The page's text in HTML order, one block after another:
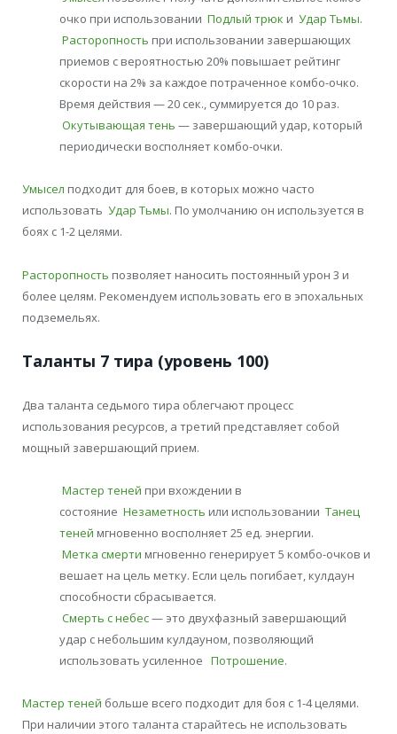
очко при использовании Подлый трюк и Удар Тьмы.
Расторопность при использовании завершающих
приемов с вероятностью 20% повышает рейтинг
скорости на 2% за каждое потраченное комбо-очко.
Время действия — 20 сек., суммируется до 10 раз.
Окутывающая тень — завершающий удар, который
периодически восполняет комбо-очки.
Умысел подходит для боев, в которых можно часто
использовать Удар Тьмы. По умолчанию он используется в
боях с 1-2 целями.
Расторопность позволяет наносить постоянный урон 3 и
более целям. Рекомендуем использовать его в эпохальных
подземельях.
Таланты 7 тира (уровень 100)
Два таланта седьмого тира облегчают процесс
использования ресурсов, а третий представляет собой
мощный завершающий прием.
Мастер теней при вхождении в
состояние Незаметность или использовании Танец
теней мгновенно восполняет 25 ед. энергии.
Метка смерти мгновенно генерирует 5 комбо-очков и
вешает на цель метку. Если цель погибает, кулдаун
способности сбрасывается.
Смерть с небес— это двухфазный завершающий
удар с небольшим кулдауном, позволяющий
использовать усиленное Потрошение.
Мастер теней больше всего подходит для боя с 1-4 целями.
При наличии этого таланта старайтесь не использовать